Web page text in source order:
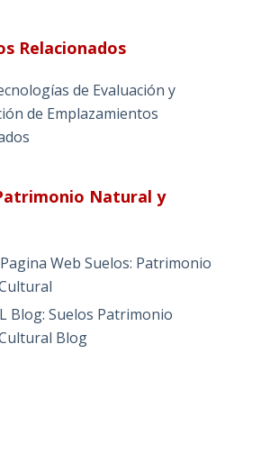
Relacionados
de Evaluación y
de Emplazamientos
Natural y
Web Suelos: Patrimonio
Blog: Suelos Patrimonio
Blog